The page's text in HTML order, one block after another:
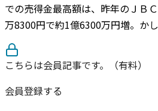
での売得金最高額は、昨年のＪＢ
万8300円で約1億6300万円増。か
こちらは会員記事です。（有料）
会員登録する